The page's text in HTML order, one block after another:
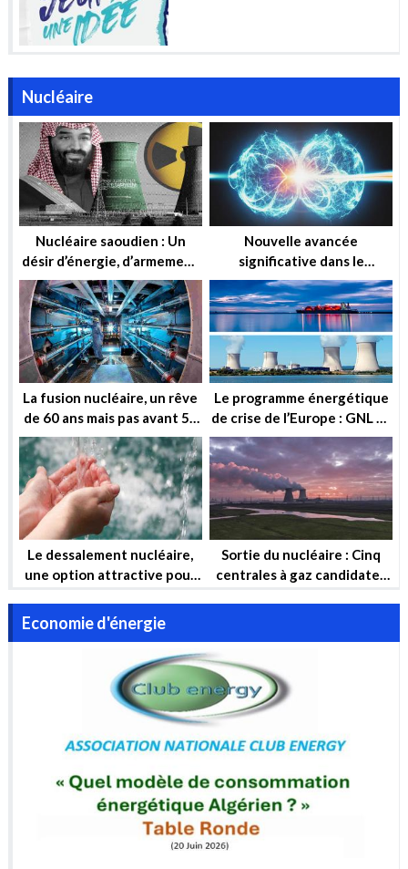
Nucléaire
Nucléaire saoudien : Un
désir d’énergie, d’armement
ou simplement d’influence ?
Nouvelle avancée
significative dans le
domaine de la fusion
nucléaire
La fusion nucléaire, un rêve
de 60 ans mais pas avant 50
ans !
Le programme énergétique
de crise de l’Europe : GNL et
Nucléaire
Le dessalement nucléaire,
une option attractive pour
et la sécurité énergétique
de l’Algérie à long terme
Sortie du nucléaire : Cinq
centrales à gaz candidates
Economie d'énergie